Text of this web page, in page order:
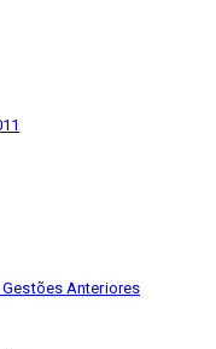
Anteriores